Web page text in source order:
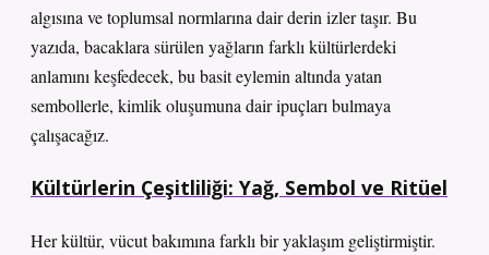
algısına ve toplumsal normlarına dair derin izler taşır. Bu
yazıda, bacaklara sürülen yağların farklı kültürlerdeki
anlamını keşfedecek, bu basit eylemin altında yatan
sembollerle, kimlik oluşumuna dair ipuçları bulmaya
çalışacağız.
Kültürlerin Çeşitliliği: Yağ, Sembol ve Ritüel
Her kültür, vücut bakımına farklı bir yaklaşım geliştirmiştir.